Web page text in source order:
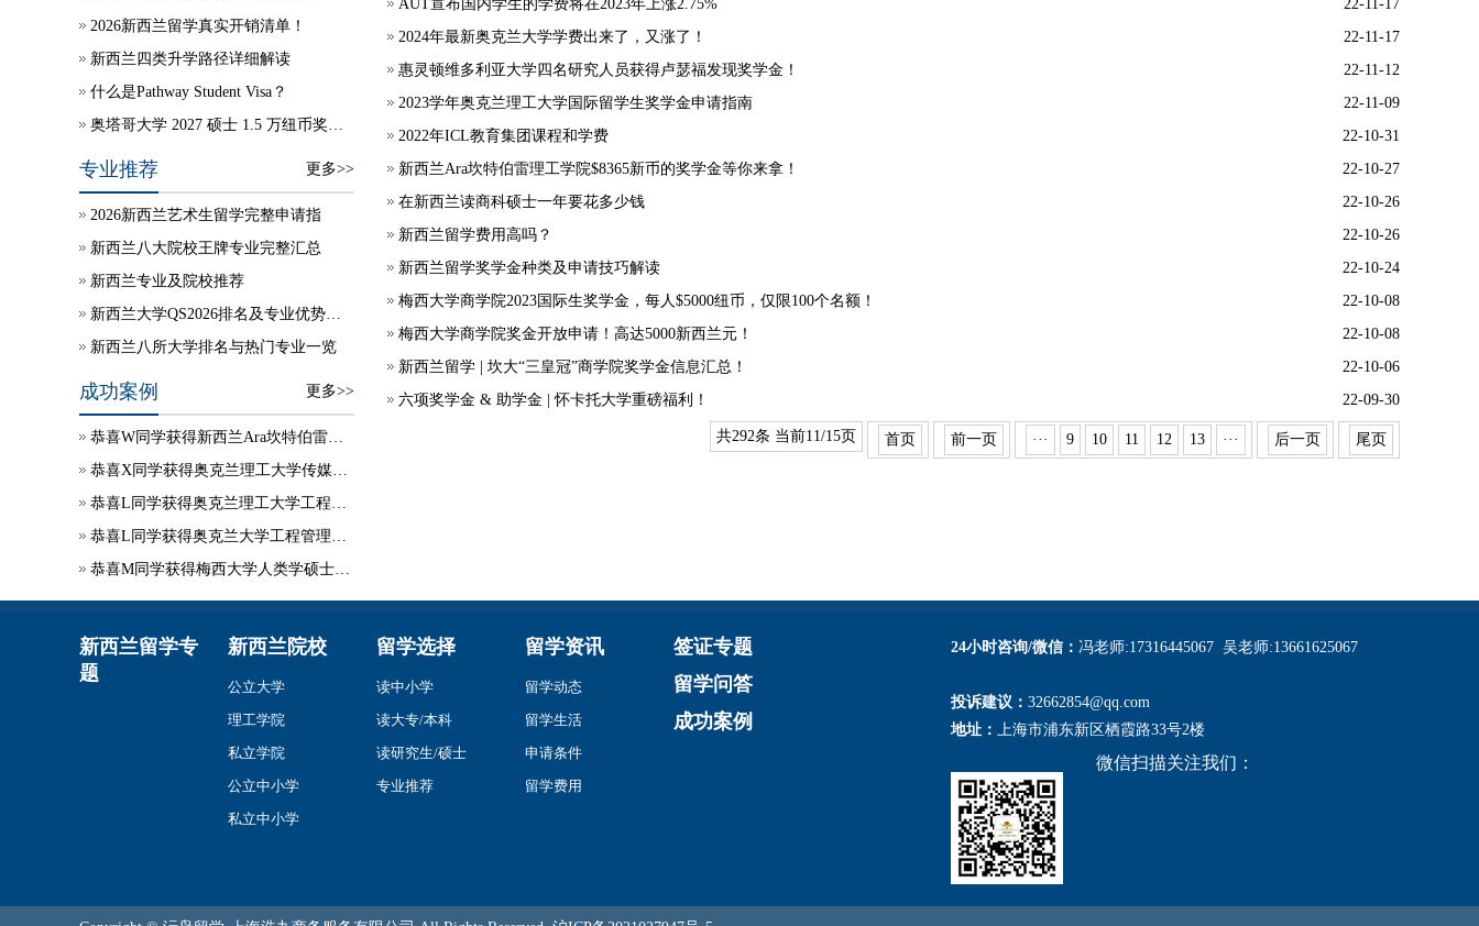
2026新西兰留学真实开销清单！
新西兰四类升学路径详细解读
什么是Pathway Student Visa？
奥塔哥大学 2027 硕士 1.5 万纽币奖学金自动授予
专业推荐 更多>>
2026新西兰艺术生留学完整申请指
新西兰八大院校王牌专业完整汇总
新西兰专业及院校推荐
新西兰大学QS2026排名及专业优势说明
新西兰八所大学排名与热门专业一览
成功案例 更多>>
恭喜W同学获得新西兰Ara坎特伯雷理工学院学生签证
恭喜X同学获得奥克兰理工大学传媒硕士录取
恭喜L同学获得奥克兰理工大学工程项目管理硕士录取
恭喜L同学获得奥克兰大学工程管理硕士录取
恭喜M同学获得梅西大学人类学硕士录取
22-11-17
AUT宣布国内学生的学费将在2023年上涨2.75%
22-11-17
2024年最新奥克兰大学学费出来了，又涨了！
22-11-12
惠灵顿维多利亚大学四名研究人员获得卢瑟福发现奖学金！
22-11-09
2023学年奥克兰理工大学国际留学生奖学金申请指南
22-10-31
2022年ICL教育集团课程和学费
22-10-27
新西兰Ara坎特伯雷理工学院$8365新币的奖学金等你来拿！
22-10-26
在新西兰读商科硕士一年要花多少钱
22-10-26
新西兰留学费用高吗？
22-10-24
新西兰留学奖学金种类及申请技巧解读
22-10-08
梅西大学商学院2023国际生奖学金，每人$5000纽币，仅限100个名额！
22-10-08
梅西大学商学院奖金开放申请！高达5000新西兰元！
22-10-06
新西兰留学 | 坎大“三皇冠”商学院奖学金信息汇总！
22-09-30
六项奖学金 & 助学金 | 怀卡托大学重磅福利！
共292条 当前11/15页 首页 前一页 ··· 9 10 11 12 13 ··· 后一页 尾页
新西兰留学专
题
新西兰院校
公立大学
理工学院
私立学院
公立中小学
私立中小学
留学选择
读中小学
读大专/本科
读研究生/硕士
专业推荐
留学资讯
留学动态
留学生活
申请条件
留学费用
签证专题
留学问答
成功案例
24小时咨询/微信： 冯老师:17316445067 吴老师:13661625067
投诉建议： 32662854@qq.com
地址： 上海市浦东新区栖霞路33号2楼
微信扫描关注我们：